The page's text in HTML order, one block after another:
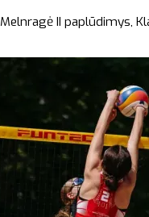
Melnragė II paplūdimys,